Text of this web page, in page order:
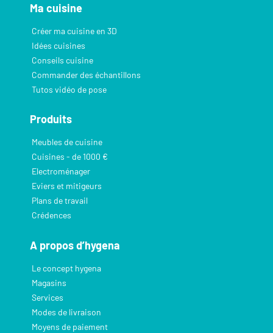
Ma cuisine
Créer ma cuisine en 3D
Idées cuisines
Conseils cuisine
Commander des échantillons
Tutos vidéo de pose
Produits
Meubles de cuisine
Cuisines - de 1000 €
Electroménager
Eviers et mitigeurs
Plans de travail
Crédences
A propos d’hygena
Le concept hygena
Magasins
Services
Modes de livraison
Moyens de paiement